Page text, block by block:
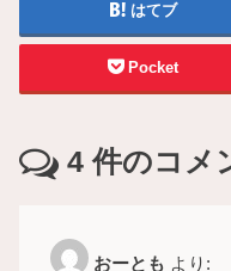
はてブ
Pocket
4 件のコメ
おーとも より: